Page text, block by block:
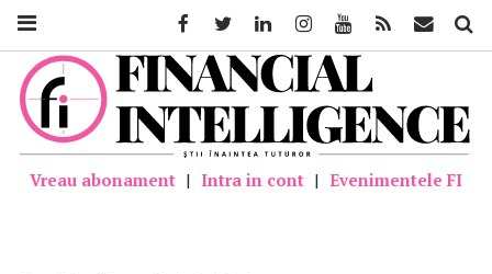
Vreau abonament | Intra in cont | Evenimentele FI
FacebookTwitter LinkedinInstagramYoutube Feed Mail